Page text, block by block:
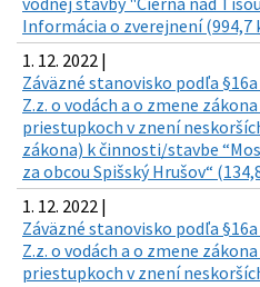
Informácia o zverejnení (994,7
1. 12. 2022 |
Záväzné stanovisko podľa
Z.z. o vodách a o zmene
priestupkoch v znení
zákona) k činnosti/stavbe
za obcou Spišský Hrušov“
1. 12. 2022 |
Záväzné stanovisko podľa
Z.z. o vodách a o zmene
priestupkoch v znení